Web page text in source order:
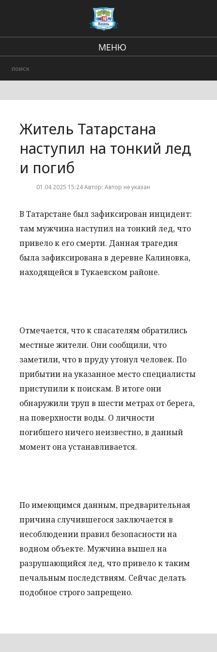
МЕНЮ
Городские события
Житель Татарстана
наступил на тонкий лед
и погиб
01.04.2025 15:24 Автор: Автор не указан
В Татарстане был зафиксирован инцидент:
там мужчина наступил на тонкий лед, что
привело к его смерти. Данная трагедия
была зафиксирована в деревне Калиновка,
находящейся в Тукаевском районе.
Отмечается, что к спасателям обратились
местные жители. Они сообщили, что
заметили, что в пруду утонул человек. По
прибытии на указанное место специалисты
приступили к поискам. В итоге они
обнаружили труп в шести метрах от берега,
на поверхности воды. О личности
погибшего ничего неизвестно, в данный
момент она устанавливается.
По имеющимся данным, предварительная
причина случившегося заключается в
несоблюдении правил безопасности на
водном объекте. Мужчина вышел на
разрушающийся лед, что привело к таким
печальным последствиям. Сейчас делать
подобное строго запрещено.